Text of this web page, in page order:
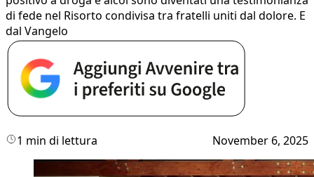
di fede nel Risorto condivisa tra fratelli uniti dal dolore. E
dal Vangelo
1 min di lettura November 6, 2025